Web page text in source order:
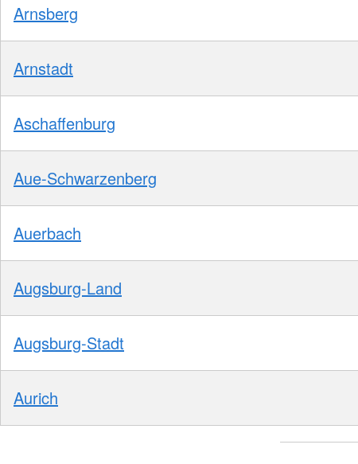
Arnsberg
Arnstadt
Aschaffenburg
Aue-Schwarzenberg
Auerbach
Augsburg-Land
Augsburg-Stadt
Aurich